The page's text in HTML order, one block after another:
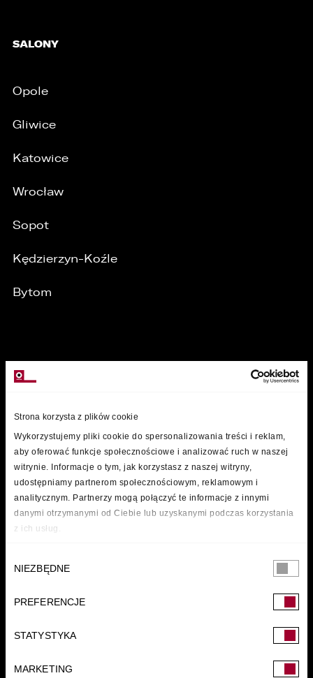
Strona korzysta z plików cookie
Wykorzystujemy pliki cookie do spersonalizowania treści i reklam,
aby oferować funkcje społecznościowe i analizować ruch w naszej
witrynie. Informacje o tym, jak korzystasz z naszej witryny,
udostępniamy partnerom społecznościowym, reklamowym i
analitycznym. Partnerzy mogą połączyć te informacje z innymi
danymi otrzymanymi od Ciebie lub uzyskanymi podczas korzystania
z ich usług.
zgody
NIEZBĘDNE
PREFERENCJE
STATYSTYKA
MARKETING
SALONY
Opole
Gliwice
Katowice
Wrocław
Sopot
Kędzierzyn-Koźle
Bytom
FUNDACJA